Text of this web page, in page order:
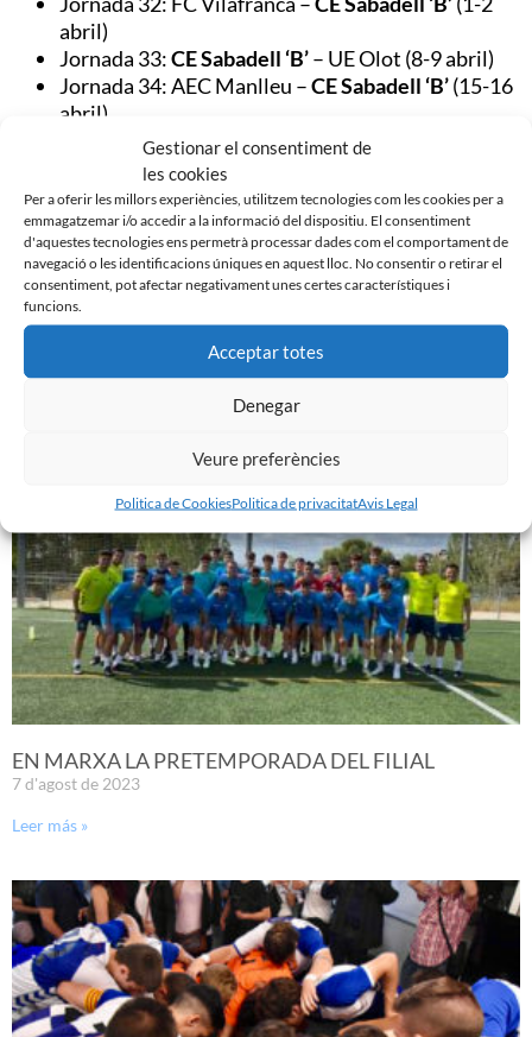
Gestionar el consentiment de
les cookies
Per a oferir les millors experiències, utilitzem tecnologies com les cookies per a
emmagatzemar i/o accedir a la informació del dispositiu. El consentiment
d'aquestes tecnologies ens permetrà processar dades com el comportament de
navegació o les identificacions úniques en aquest lloc. No consentir o retirar el
consentiment, pot afectar negativament unes certes característiques i
funcions.
Acceptar totes
Denegar
Veure preferències
Politica de CookiesPolitica de privacitatAvis Legal
abril)
Jornada 33:CE Sabadell ‘B’– UE Olot (8-9 abril)
Jornada 34: AEC Manlleu –CE Sabadell ‘B’(15-16
abril)
Jornada 35:CE Sabadell ‘B’– FC Ascó (22-23 abril)
Jornada 36: CE Júpiter –
abril)
Jornada 37:CE Sabadell ‘B’– FC Santfeliuenc (6-7
maig)
Jornada 38: CE Europa –CE Sabadell ‘B’(13-14
maig)
EN MARXA LA PRETEMPORADA DEL FILIAL
7 d'agost de 2023
Leer más »